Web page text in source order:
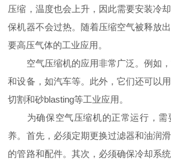
压缩，温度也会上升，因此需要安装冷
保机器不会过热。随着压缩空气被释放
要高压气体的工业应用。
空气压缩机的应用非常广泛。例如，
和设备，如汽车等。此外，它们还可以
切割和砂blasting等工业应用。
为确保空气压缩机的正常运行，需
养。首先，必须定期更换过滤器和油润
的管路和配件。其次，必须确保冷却系